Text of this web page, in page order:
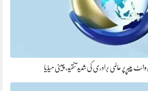
پیپر پر عالمی برادری کی شدید تنقید، چینی میڈیا